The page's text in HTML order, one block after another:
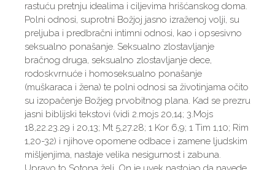
rastuću pretnju idealima i ciljevima hrišćanskog doma.
Polni odnosi, suprotni Božjoj jasno izraženoj volji, su
preljuba i predbračni intimni odnosi, kao i opsesivno
seksualno ponašanje. Seksualno zlostavljanje
bračnog druga, seksualno zlostavljanje dece,
rodoskvrnuće i homoseksualno ponašanje
(muškaraca i žena) te polni odnosi sa životinjama očito
su izopačenje Božjeg prvobitnog plana. Kad se prezru
jasni biblijski tekstovi (vidi 2.mojs 20,14; 3.Mojs
18,22.23.29 i 20,13; Mt 5,27.28; 1 Kor 6,9; 1 Tim 1,10; Rim
1,20-32) i njihove opomene odbace i zamene ljudskim
mišljenjima, nastaje velika nesigurnost i zabuna.